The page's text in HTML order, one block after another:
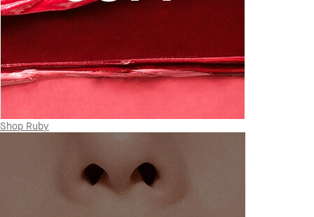
Shop Ruby